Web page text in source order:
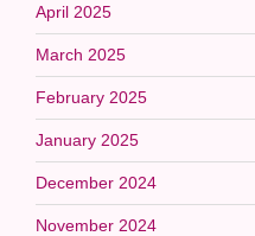
April 2025
March 2025
February 2025
January 2025
December 2024
November 2024